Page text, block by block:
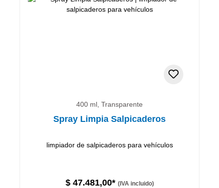
400 ml, Transparente
Spray Limpia Salpicaderos
limpiador de salpicaderos para vehículos
$ 47.481,00* (IVA incluido)